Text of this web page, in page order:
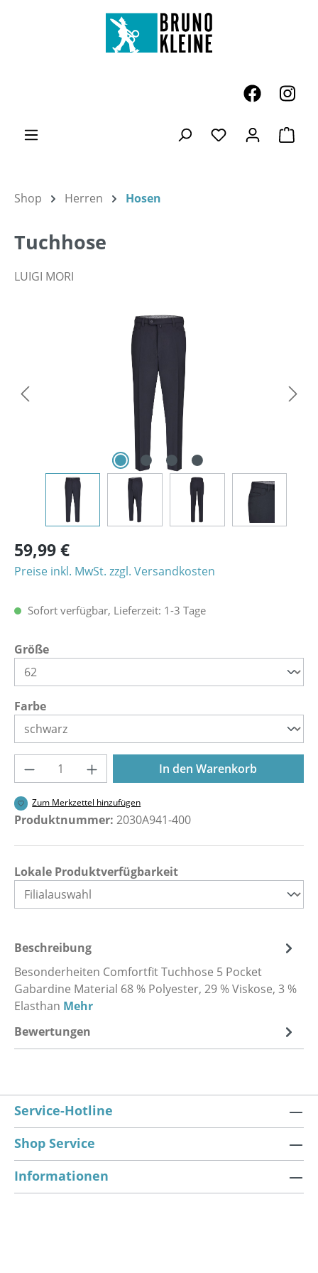
Zum Hauptinhalt springen
Du hast 0
Shop Herren Hosen
Tuchhose
LUIGI MORI
Bildergalerie überspringen
59,99 €
Preise inkl. MwSt. zzgl. Versandkosten
Sofort verfügbar, Lieferzeit: 1-3 Tage
Größeauswählen
Farbeauswählen
Produkt Anzahl: Gib den gewünschten
In den Warenkorb
Zum Merkzettel hinzufügen
Produktnummer: 2030A941-400
Lokale Produktverfügbarkeit
Beschreibung
Besonderheiten Comfortfit Tuchhose 5 Pocket
Gabardine Material 68 % Polyester, 29 % Viskose, 3 %
Elasthan Mehr
Bewertungen
Service-Hotline
Shop Service
Informationen